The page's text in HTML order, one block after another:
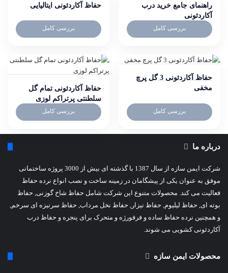
راهنمای جامع خرید درب
آکاردئونی
بررسی کامل
حفاظ آکاردئونی ایتالیایی
بررسی کامل
حفاظ آکاردئونی 3 گل پرچ
مخفی
بررسی کامل
حفاظ آکاردئونی تمام گل
سلطنتی پرتراکم لوزی
بررسی کامل
درباره ما
شرکت ایمن سازه از سال 1387 با گذشته ای بیش از 3000 پروژه ساختمانی
موفق به عنوان یکی از پیشگامان در زمینه ساخت و نصب انواع نرده حفاظ
فعالیت می کند. محصولات متنوع این شرکت شامل حفاظ شاخ گوزنی, حفاظ
بوته ای, حفاظ لیلیوم, حفاظ نیزار, حفاظ نخل مرداب, حفاظ سرنیزه ای سرخم,
و همچنین نرده حفاظ ساده و فرفورژه و متحرک برای پنجره و حفاظ درب
آکاردئونی کشویی می شوند.
محصولات ایمن سازه